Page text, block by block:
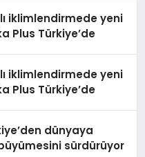
iklimlendirmede yeni
Plus Türkiye’de
iklimlendirmede yeni
Plus Türkiye’de
dünyaya
sürdürüyor